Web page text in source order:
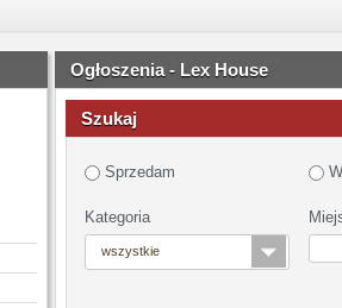
Ogłoszenia - Lex House
Szukaj
Sprzedam
Kategoria
wszystkie